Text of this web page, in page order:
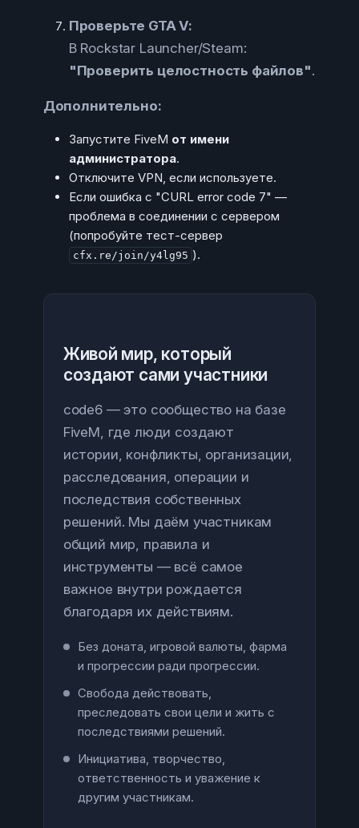
Проверьте GTA V:
В Rockstar Launcher/Steam:
"Проверить целостность файлов".
Дополнительно:
Запустите FiveM от имени
администратора.
Отключите VPN, если используете.
Если ошибка с "CURL error code 7" —
проблема в соединении с сервером
(попробуйте тест-сервер
cfx.re/join/y4lg95 ).
Живой мир, который
создают сами участники
code6 — это сообщество на базе
FiveM, где люди создают
истории, конфликты, организации,
расследования, операции и
последствия собственных
решений. Мы даём участникам
общий мир, правила и
инструменты — всё самое
важное внутри рождается
благодаря их действиям.
Без доната, игровой валюты, фарма
и прогрессии ради прогрессии.
Свобода действовать,
преследовать свои цели и жить с
последствиями решений.
Инициатива, творчество,
ответственность и уважение к
другим участникам.